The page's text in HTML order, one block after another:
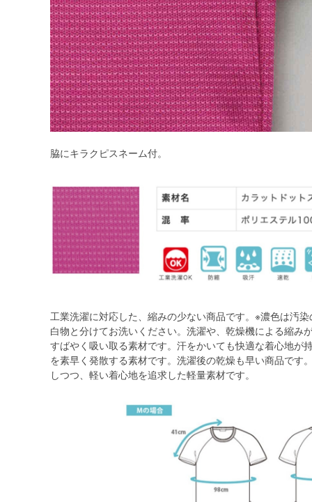
脇にキラクピスネーム付。
工業洗濯に対応した、縮みの少ない商品です。※濃色は汚
白物と分けてお洗いください。洗濯や、乾燥機による縮み
すばやく吸い取る素材です。汗をかいても快適な着心地が
を素早く発散する素材です。洗濯後の乾燥も早い商品です
しつつ、軽い着心地を追求した軽量素材です。